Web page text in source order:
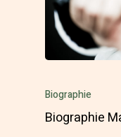
Biographie
Biographie